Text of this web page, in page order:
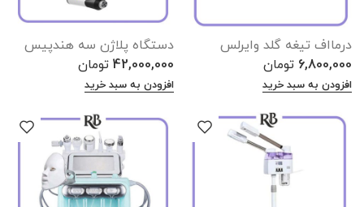
درمااف تیغه گلد وایرلس
6,800,000 تومان
افزودن به سبد خرید
دستگاه پلاژن سه هندپیس
42,000,000 تومان
افزودن به سبد خرید